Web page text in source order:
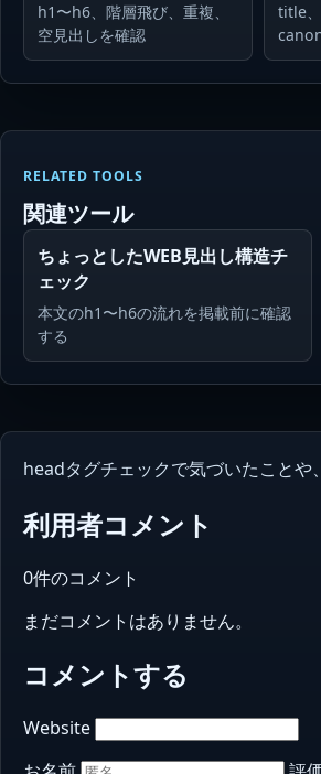
h1〜h6、階層飛び、重複、
空見出しを確認
title
RELATED TOOLS
関連ツール
ちょっとしたWEB見出し構造チ
ェック
本文のh1〜h6の流れを掲載前に確認
する
headタグチェックで気づいたことや
利用者コメント
0件のコメント
まだコメントはありません。
コメントする
Website